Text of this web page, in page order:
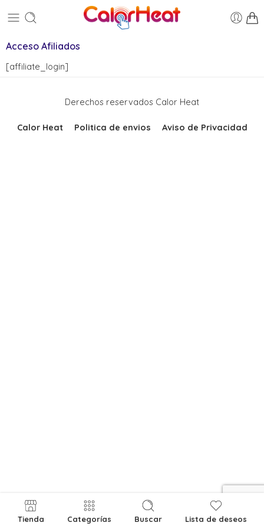
Acceso Afiliados
[affiliate_login]
Derechos reservados Calor Heat
Calor Heat Politica de envios Aviso de Privacidad
Tienda Categorías Buscar Lista de deseos